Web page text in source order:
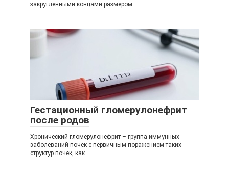
закругленными концами размером
Гестационный гломерулонефрит
после родов
Хронический гломерулонефрит – группа иммунных
заболеваний почек с первичным поражением таких
структур почек, как